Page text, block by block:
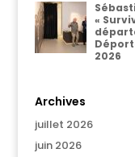
«
2026
Archives
juillet 2026
juin 2026